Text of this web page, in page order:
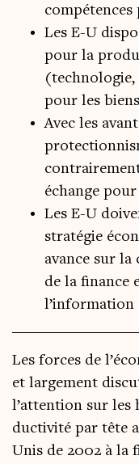
compétences
Les E-U
pour la
(technologie,
pour les
Avec les
échange
Les E-U
stratégie
avance sur la
de la finance
l’information
Les forces de
et lar­ge­ment
l’at­ten­tion sur les
duc­ti­vi­té par tête
Unis de 2002 à la